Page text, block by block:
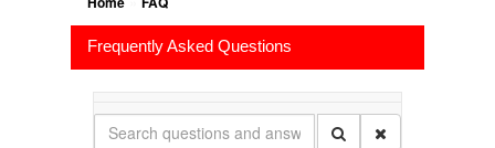
Frequently Asked Questions